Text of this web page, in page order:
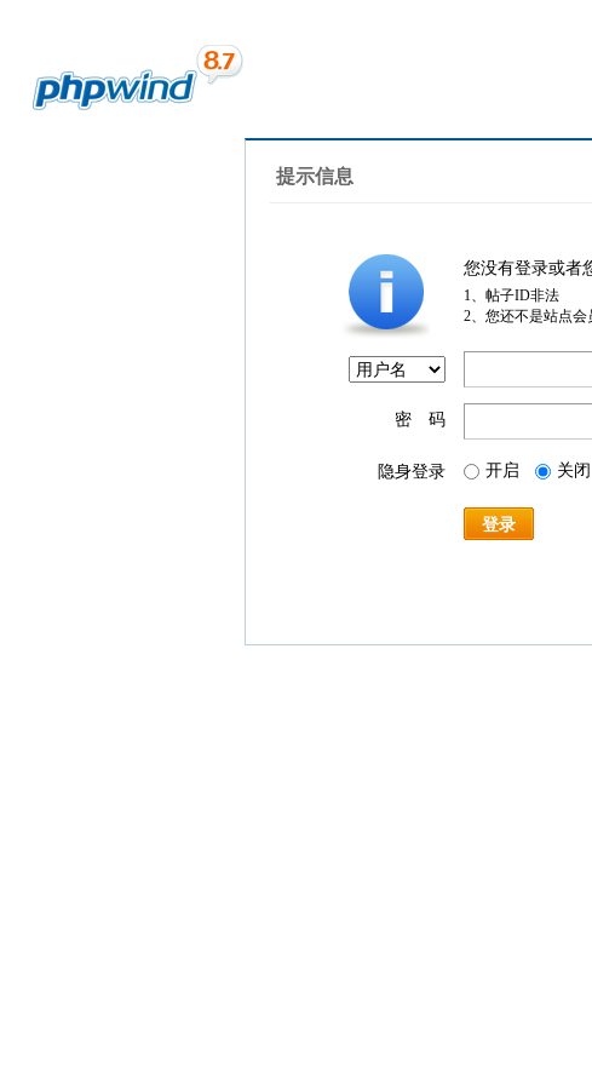
提示信息
您没有登录或者
1、帖子ID非法
2、您还不是站点会
密 码
隐身登录 开启 关闭
登录